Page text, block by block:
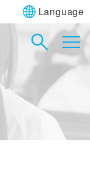
黒
Language